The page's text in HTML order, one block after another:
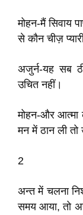
मोहन-मैं सिवाय
से कौन चीज़
अजुर्न-यह सब
उचित नहीं।
मोहन-और आत्मा
मन में ठान ली तो
2
अन्त में चलना
समय आया, तो